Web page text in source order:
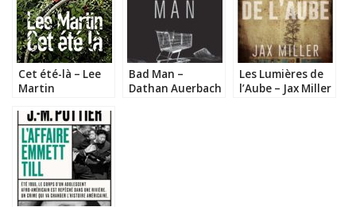
Cet été-là – Lee
Martin
Bad Man –
Dathan Auerbach
Les Lumières de
l’Aube – Jax Miller